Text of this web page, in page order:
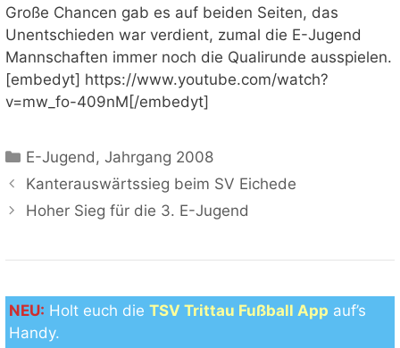
Große Chancen gab es auf beiden Seiten, das
Unentschieden war verdient, zumal die E-Jugend
Mannschaften immer noch die Qualirunde ausspielen.
[embedyt] https://www.youtube.com/watch?
v=mw_fo-409nM[/embedyt]
Kategorien
E-Jugend ,Jahrgang 2008
Kanterauswärtssieg beim SV Eichede
Hoher Sieg für die 3. E-Jugend
NEU: Holt euch die TSV Trittau Fußball App auf’s
Handy.